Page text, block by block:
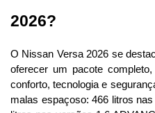
2026?
O Nissan Versa 2026 se
oferecer um pacote
conforto, tecnologia e
malas espaçoso: 466 litros